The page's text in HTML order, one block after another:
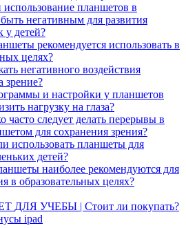
планшетов в
негативным для развития
у детей?
рекомендуется использовать в
целях?
негативного воздействия
зрение?
и настройки у планшетов
нагрузку на глаза?
часто следует делать перерывы в
для сохранения зрения?
использовать планшеты для
детей?
наиболее рекомендуются для
в образовательных целях?
ДЛЯ УЧЕБЫ | Стоит ли покупать?
ipad